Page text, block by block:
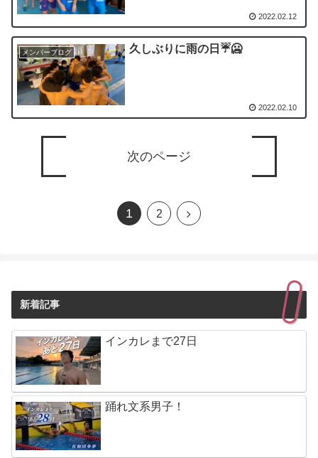
2022.02.12
メンバーブログ 久しぶりに雨の日☔️🥶
2022.02.10
次のページ
1 2
新着記事
インカレまで27日
踊れ文系男子！